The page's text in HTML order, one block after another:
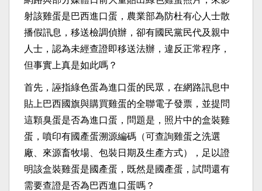
射該雞蛋是巴西進口蛋，農業部為防杜有心人士散
播假訊息，移送檢調偵辦，卻有國民黨民代及親中
人士，認為未經查證即移送法辦，違反正常程序，
但事實上真是如此嗎？
首先，誣指綠色蛋為進口蛋的民眾，在網路訊息中
貼上巴西國旗與購買雞蛋的全聯電子發票，並提問
這顆臭蛋是否為進口蛋，問題是，照片中的盒裝雞
蛋，噴印有國產蛋溯源編碼（可查詢雞蛋之洗選
廠、來源畜牧場、包裝日期及生產方式），足以證
明該盒裝雞蛋是國產蛋，既然是國產蛋，試問還有
需要查證是否為巴西進口蛋嗎？